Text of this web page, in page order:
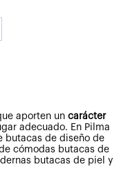
aporten un carácter
adecuado. En Pilma
butacas de diseño de
cómodas butacas de
butacas de piel y